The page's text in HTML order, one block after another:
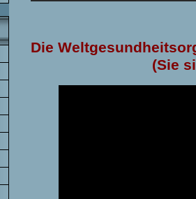
Die
(Sie